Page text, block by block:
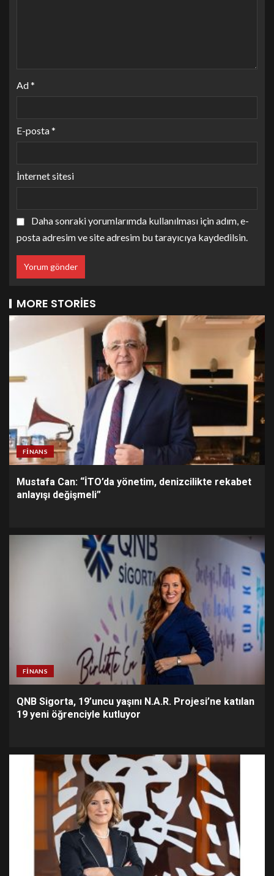
Ad*
E-posta*
İnternet sitesi
Daha sonraki yorumlarımda kullanılması için adım, e-
posta adresim ve site adresim bu tarayıcıya kaydedilsin.
MORE STORIES
FINANS
Mustafa Can: “İTO’da yönetim, denizcilikte rekabet
anlayışı değişmeli”
FINANS
QNB Sigorta, 19’uncu yaşını N.A.R. Projesi’ne katılan
19 yeni öğrenciyle kutluyor